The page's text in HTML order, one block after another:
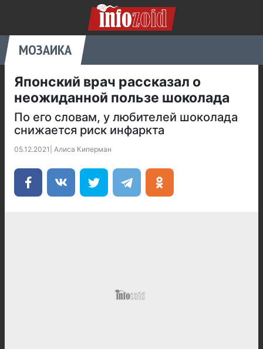
МОЗАИКА
Японский врач рассказал о
неожиданной пользе шоколада
По его словам, у любителей шоколада
снижается риск инфаркта
05.12.2021 Алиса Киперман